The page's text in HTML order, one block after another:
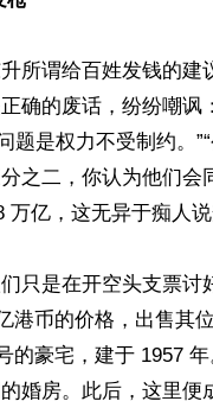
所谓给百姓发钱的
确的废话，纷纷嘲讽
题是权力不受制约。
之二，你认为他们会
万亿，这无异于痴人说
只是在开空头支票
港币的价格，出售其
的豪宅，建于 1957
婚房。此后，这里便